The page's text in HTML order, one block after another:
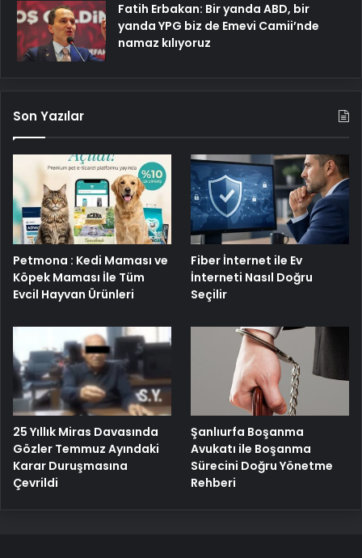
Fatih Erbakan: Bir yanda ABD, bir
yanda YPG biz de Emevi Camii’nde
namaz kılıyoruz
Son Yazılar
Petmona : Kedi Maması ve
Köpek Maması İle Tüm
Evcil Hayvan Ürünleri
Fiber İnternet ile Ev
İnterneti Nasıl Doğru
Seçilir
25 Yıllık Miras Davasında
Gözler Temmuz Ayındaki
Karar Duruşmasına
Çevrildi
Şanlıurfa Boşanma
Avukatı ile Boşanma
Sürecini Doğru Yönetme
Rehberi